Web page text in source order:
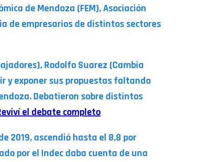
de Mendoza (FEM), Asociación
de empresarios de distintos sectores
Rodolfo Suarez (Cambia
y exponer sus propuestas faltando
Debatieron sobre distintos
el debate completo
2019, ascendió hasta el 8,8 por
por el Indec daba cuenta de una